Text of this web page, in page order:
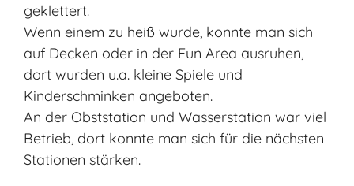
geklettert.
Wenn einem zu heiß wurde, konnte man sich
auf Decken oder in der Fun Area ausruhen,
dort wurden u.a. kleine Spiele und
Kinderschminken angeboten.
An der Obststation und Wasserstation war viel
Betrieb, dort konnte man sich für die nächsten
Stationen stärken.